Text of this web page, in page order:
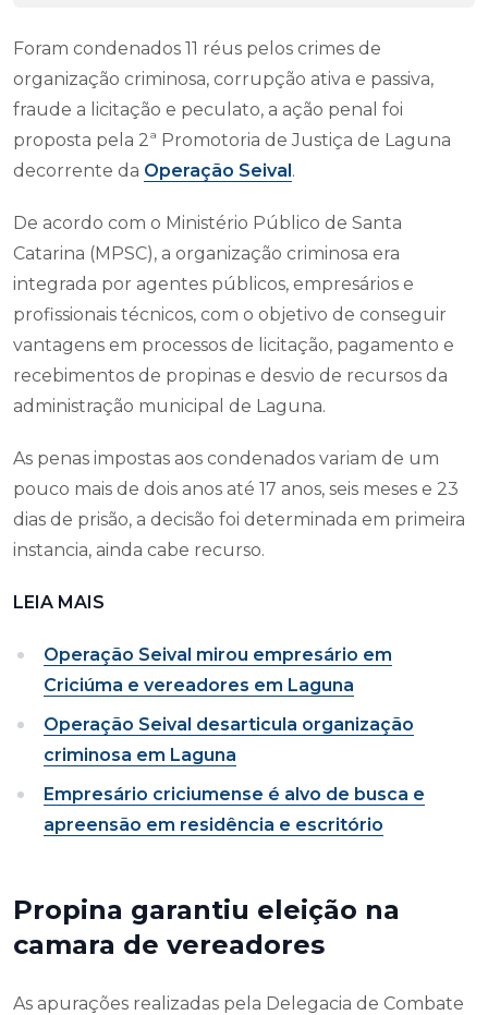
Foram condenados 11 réus pelos crimes de
organização criminosa, corrupção ativa e passiva,
fraude a licitação e peculato, a ação penal foi
proposta pela 2ª Promotoria de Justiça de Laguna
decorrente da Operação Seival .
De acordo com o Ministério Público de Santa
Catarina (MPSC), a organização criminosa era
integrada por agentes públicos, empresários e
profissionais técnicos, com o objetivo de conseguir
vantagens em processos de licitação, pagamento e
recebimentos de propinas e desvio de recursos da
administração municipal de Laguna.
As penas impostas aos condenados variam de um
pouco mais de dois anos até 17 anos, seis meses e 23
dias de prisão, a decisão foi determinada em primeira
instancia, ainda cabe recurso.
LEIA MAIS
Operação Seival mirou empresário em
Criciúma e vereadores em Laguna
Operação Seival desarticula organização
criminosa em Laguna
Empresário criciumense é alvo de busca e
apreensão em residência e escritório
Propina garantiu eleição na
camara de vereadores
As apurações realizadas pela Delegacia de Combate